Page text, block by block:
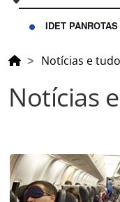
IDET PANROTAS
Notícias e
Notícias